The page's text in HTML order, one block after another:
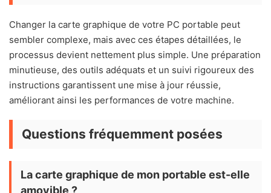
Changer la carte graphique de votre PC portable peut
sembler complexe, mais avec ces étapes détaillées, le
processus devient nettement plus simple. Une préparation
minutieuse, des outils adéquats et un suivi rigoureux des
instructions garantissent une mise à jour réussie,
améliorant ainsi les performances de votre machine.
Questions fréquemment posées
La carte graphique de mon portable est-elle
amovible ?